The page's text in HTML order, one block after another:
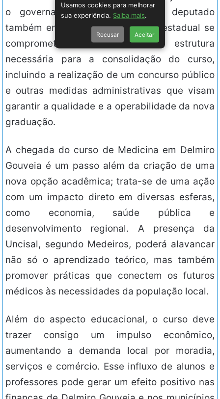
o governador Paulo Dantas. O deputado
também enfatizou que o governo estadual se
comprometeu a investir na estrutura
necessária para a consolidação do curso,
incluindo a realização de um concurso público
e outras medidas administrativas que visam
garantir a qualidade e a operabilidade da nova
graduação.
A chegada do curso de Medicina em Delmiro
Gouveia é um passo além da criação de uma
nova opção acadêmica; trata-se de uma ação
com um impacto direto em diversas esferas,
como economia, saúde pública e
desenvolvimento regional. A presença da
Uncisal, segundo Medeiros, poderá alavancar
não só o aprendizado teórico, mas também
promover práticas que conectem os futuros
médicos às necessidades da população local.
Além do aspecto educacional, o curso deve
trazer consigo um impulso econômico,
aumentando a demanda local por moradia,
serviços e comércio. Esse influxo de alunos e
professores pode gerar um efeito positivo nas
Usamos cookies para melhorar
sua experiência. Saiba mais
Recusar Aceitar